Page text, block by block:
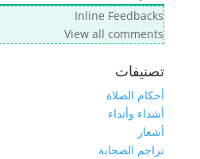
Inline Feedbacks
View all comments
تصنيفات
أحكام الصلاة
أشداء وأنداء
أشعار
تراجم الصحابة